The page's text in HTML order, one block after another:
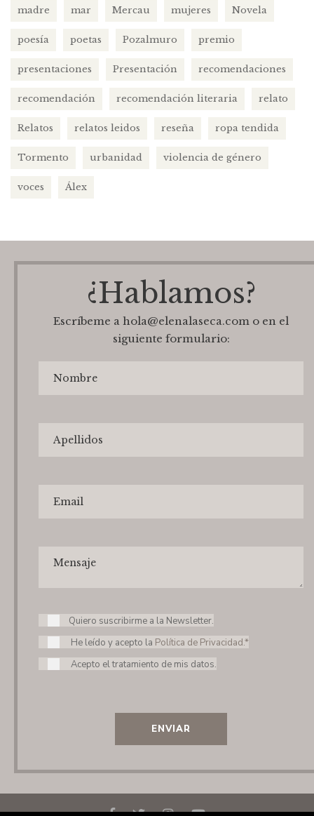
madre mar Mercau mujeres Novela
poesía poetas Pozalmuro premio
presentaciones Presentación recomendaciones
recomendación recomendación literaria relato
Relatos relatos leidos reseña ropa tendida
Tormento urbanidad violencia de género
voces Álex
¿Hablamos?
Escríbeme a hola@elenalaseca.com o en el
siguiente formulario:
Quiero suscribirme a la Newsletter.
He leído y acepto la Política de Privacidad.*
Acepto el tratamiento de mis datos.
ENVIAR